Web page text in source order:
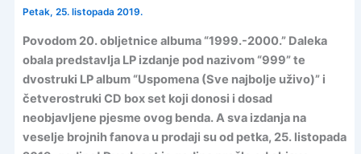
Petak, 25. listopada 2019.
Povodom 20. obljetnice albuma “1999.-2000.” Daleka
obala predstavlja LP izdanje pod nazivom “999” te
dvostruki LP album “Uspomena (Sve najbolje uživo)” i
četverostruki CD box set koji donosi i dosad
neobjavljene pjesme ovog benda. A sva izdanja na
veselje brojnih fanova u prodaji su od petka, 25. listopada